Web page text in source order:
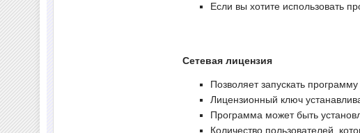
Если вы хотите использовать
Сетевая лицензия
Позволяет запускать
Лицензионный ключ
Программа может быть
Количество пользователей,